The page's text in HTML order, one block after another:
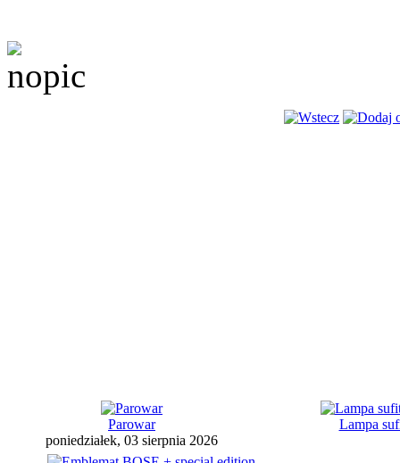
Parowar
poniedziałek, 03 sierpnia 2026
Lampa